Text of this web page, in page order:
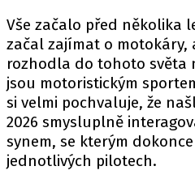
Vše začalo před několika
začal zajímat o motokáry,
rozhodla do tohoto světa
jsou motoristickým
si velmi pochvaluje, že
2026 smysluplně
synem, se kterým
jednotlivých pilotech.